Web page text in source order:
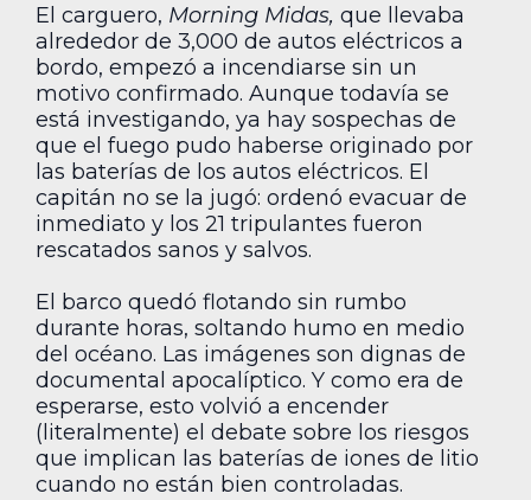
El carguero, Morning Midas, que llevaba
alrededor de 3,000 de autos eléctricos a
bordo, empezó a incendiarse sin un
motivo confirmado. Aunque todavía se
está investigando, ya hay sospechas de
que el fuego pudo haberse originado por
las baterías de los autos eléctricos. El
capitán no se la jugó: ordenó evacuar de
inmediato y los 21 tripulantes fueron
rescatados sanos y salvos.
El barco quedó flotando sin rumbo
durante horas, soltando humo en medio
del océano. Las imágenes son dignas de
documental apocalíptico. Y como era de
esperarse, esto volvió a encender
(literalmente) el debate sobre los riesgos
que implican las baterías de iones de litio
cuando no están bien controladas.